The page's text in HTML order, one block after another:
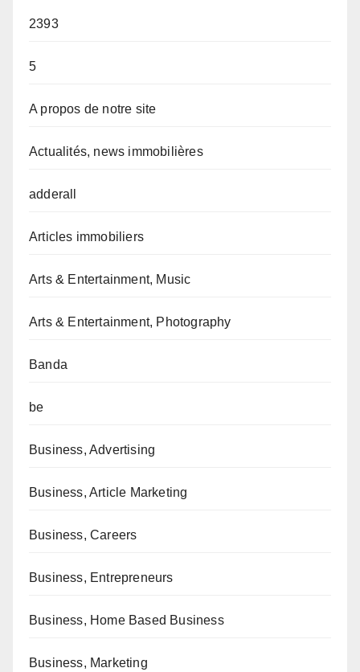
2393
5
A propos de notre site
Actualités, news immobilières
adderall
Articles immobiliers
Arts & Entertainment, Music
Arts & Entertainment, Photography
Banda
be
Business, Advertising
Business, Article Marketing
Business, Careers
Business, Entrepreneurs
Business, Home Based Business
Business, Marketing